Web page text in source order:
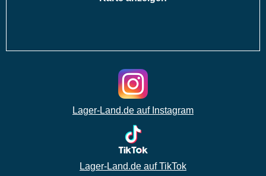
Lager-Land.de auf Instagram
Lager-Land.de auf TikTok